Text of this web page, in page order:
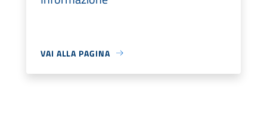
VAI ALLA PAGINA